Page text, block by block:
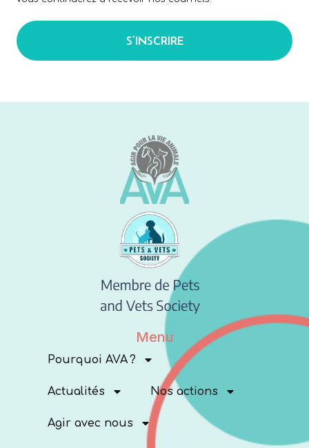
S’INSCRIRE
Menu
Pourquoi AVA ?
Actualités Nos actions
Agir avec nous